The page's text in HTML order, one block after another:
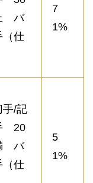
バ
（仕
7
1%
手/記
20
バ
（仕
5
1%